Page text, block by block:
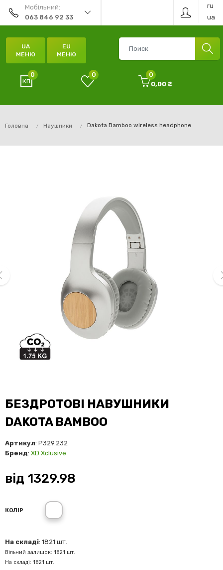
Мобільний:
063 846 92 33
ru
ua
UA
МЕНЮ
EU
МЕНЮ
0 0
0
0,00 ₴
Головна Наушники Dakota Bamboo wireless headphone
БЕЗДРОТОВІ НАВУШНИКИ
DAKOTA BAMBOO
Артикул: P329.232
Бренд: XD Xclusive
від 1329.98
КОЛІР
На складі: 1821 шт.
Вільний залишок: 1821 шт.
На складі: 1821 шт.